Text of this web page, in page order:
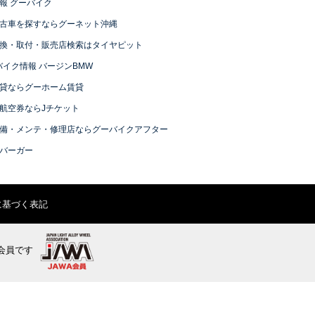
グーバイク
車を探すならグーネット沖縄
・取付・販売店検索はタイヤピット
イク情報 バージンBMW
ならグーホーム賃貸
空券ならJチケット
・メンテ・修理店ならグーバイクアフター
ーガー
づく表記
員です